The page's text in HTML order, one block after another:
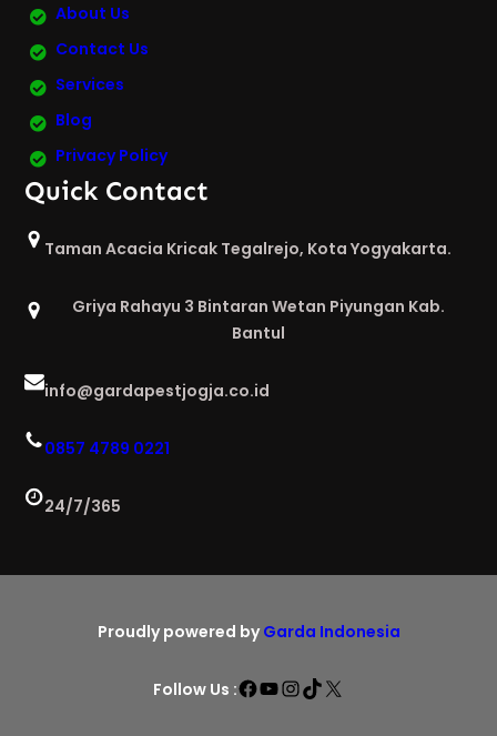
About Us
Contact Us
Services
Blog
Privacy Policy
Quick Contact
Taman Acacia Kricak Tegalrejo, Kota Yogyakarta.
Griya Rahayu 3 Bintaran Wetan Piyungan Kab.
Bantul
info@gardapestjogja.co.id
0857 4789 0221
24/7/365
Proudly powered by Garda Indonesia
Follow Us :Facebook
YouTube
Instagram
TikTok
X